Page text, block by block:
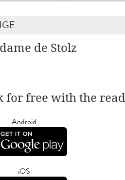
de Stolz
for free with the
Android
iOS